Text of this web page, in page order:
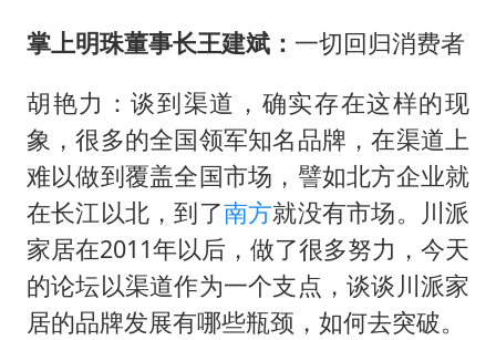
掌上明珠董事长王建斌： 一切回归消费者
胡艳力：谈到渠道，确实存在这样的现
象，很多的全国领军知名品牌，在渠道上
难以做到覆盖全国市场，譬如北方企业就
在长江以北，到了南方就没有市场。川派
家居在2011年以后，做了很多努力，今天
的论坛以渠道作为一个支点，谈谈川派家
居的品牌发展有哪些瓶颈，如何去突破。